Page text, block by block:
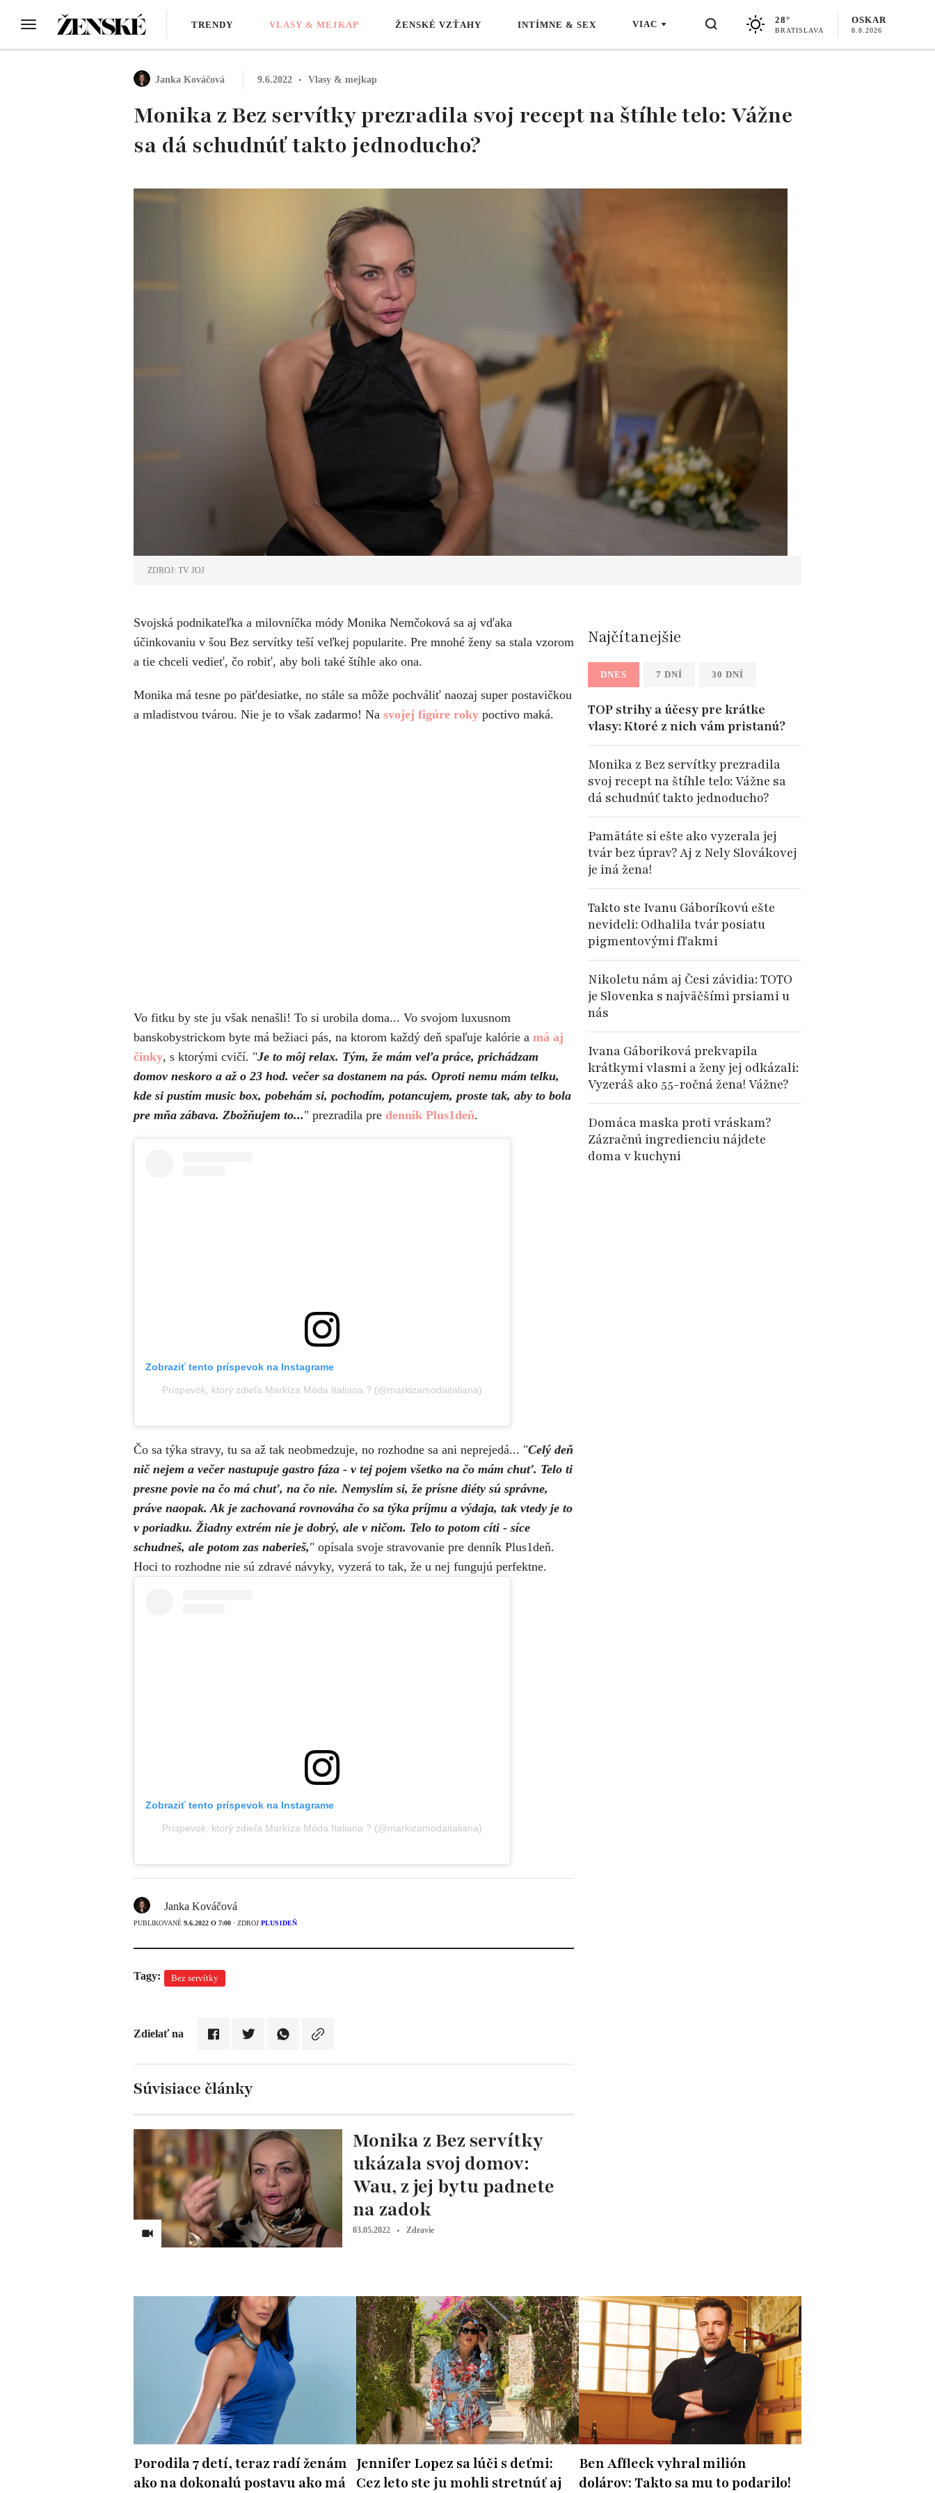
TRENDY VLASY & MEJKAP ŽENSKÉ VZŤAHY INTÍMNE & SEX VIAC 28°
BRATISLAVA
OSKAR
8.8.2026
Janka Kováčová 9.6.2022 Vlasy & mejkap
Monika z Bez servítky prezradila svoj recept na štíhle telo: Vážne
sa dá schudnúť takto jednoducho?
ZDROJ: TV JOJ
Svojská podnikateľka a milovníčka módy Monika Nemčoková sa aj vďaka
účinkovaniu v šou Bez servítky teší veľkej popularite. Pre mnohé ženy sa stala vzorom
a tie chceli vedieť, čo robiť, aby boli také štíhle ako ona.
Monika má tesne po päťdesiatke, no stále sa môže pochváliť naozaj super postavičkou
a mladistvou tvárou. Nie je to však zadarmo! Na svojej figúre roky poctivo maká.
Vo fitku by ste ju však nenašli! To si urobila doma... Vo svojom luxusnom
banskobystrickom byte má bežiaci pás, na ktorom každý deň spaľuje kalórie a má aj
činky, s ktorými cvičí. "Je to môj relax. Tým, že mám veľa práce, prichádzam
domov neskoro a až o 23 hod. večer sa dostanem na pás. Oproti nemu mám telku,
kde si pustím music box, pobehám si, pochodím, potancujem, proste tak, aby to bola
pre mňa zábava. Zbožňujem to..." prezradila pre denník Plus1deň.
Zobraziť tento príspevok na Instagrame
Príspevok, ktorý zdieľa Markíza Móda Italiana ? (@markizamodaitaliana)
Čo sa týka stravy, tu sa až tak neobmedzuje, no rozhodne sa ani neprejedá... "Celý deň
nič nejem a večer nastupuje gastro fáza - v tej pojem všetko na čo mám chuť. Telo ti
presne povie na čo má chuť, na čo nie. Nemyslím si, že prísne diéty sú správne,
práve naopak. Ak je zachovaná rovnováha čo sa týka príjmu a výdaja, tak vtedy je to
v poriadku. Žiadny extrém nie je dobrý, ale v ničom. Telo to potom cíti - síce
schudneš, ale potom zas naberieš," opísala svoje stravovanie pre denník Plus1deň.
Hoci to rozhodne nie sú zdravé návyky, vyzerá to tak, že u nej fungujú perfektne.
Zobraziť tento príspevok na Instagrame
Príspevok, ktorý zdieľa Markíza Móda Italiana ? (@markizamodaitaliana)
Janka Kováčová
PUBLIKOVANÉ 9.6.2022 O 7:00 · ZDROJ PLUS1DEŇ
Tagy: Bez servítky
Zdielať na
Súvisiace články
Monika z Bez servítky
ukázala svoj domov:
Wau, z jej bytu padnete
na zadok
03.05.2022 Zdravie
Najčítanejšie
DNES 7 DNÍ 30 DNÍ
TOP strihy a účesy pre krátke
vlasy: Ktoré z nich vám pristanú?
Monika z Bez servítky prezradila
svoj recept na štíhle telo: Vážne sa
dá schudnúť takto jednoducho?
Pamätáte si ešte ako vyzerala jej
tvár bez úprav? Aj z Nely Slovákovej
je iná žena!
Takto ste Ivanu Gáboríkovú ešte
nevideli: Odhalila tvár posiatu
pigmentovými fľakmi
Nikoletu nám aj Česi závidia: TOTO
je Slovenka s najväčšími prsiami u
nás
Ivana Gáboriková prekvapila
krátkymi vlasmi a ženy jej odkázali:
Vyzeráš ako 55-ročná žena! Vážne?
Domáca maska proti vráskam?
Zázračnú ingredienciu nájdete
doma v kuchyni
Porodila 7 detí, teraz radí ženám
ako na dokonalú postavu ako má
Jennifer Lopez sa lúči s deťmi:
Cez leto ste ju mohli stretnúť aj
Ben Affleck vyhral milión
dolárov: Takto sa mu to podarilo!